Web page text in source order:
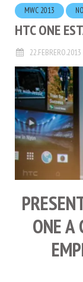
MWC 2013
HTC ONE
22.FEBRERO.2013
ONEA